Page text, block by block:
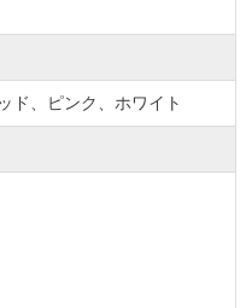
ド、ピンク、ホワイト